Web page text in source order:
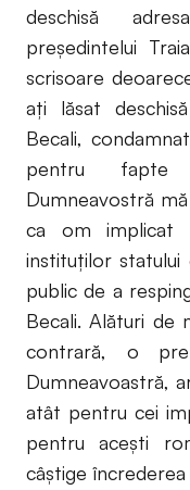
deschisă
președintelui
scrisoare
ați lăsat
Becali,
pentru fapte
Dumneavostră
ca om implicat
instituţilor statului
public de a
Becali. Alături de
contrară, o
Dumneavoastră,
atât pentru cei
pentru acești
câştige